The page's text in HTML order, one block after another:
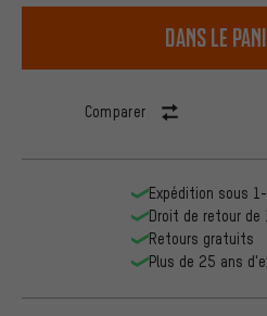
dans le
Comparer
Expédition sous
Droit de retour de
Retours gratuits
Plus de 25 ans